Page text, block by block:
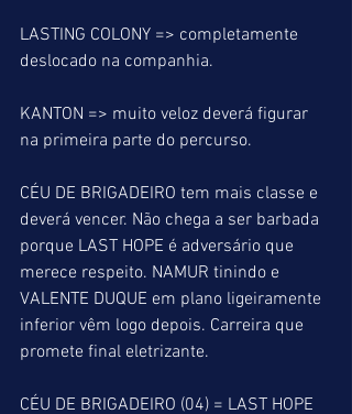
LASTING COLONY => completamente
deslocado na companhia.
KANTON => muito veloz deverá figurar
na primeira parte do percurso.
CÉU DE BRIGADEIRO tem mais classe e
deverá vencer. Não chega a ser barbada
porque LAST HOPE é adversário que
merece respeito. NAMUR tinindo e
VALENTE DUQUE em plano ligeiramente
inferior vêm logo depois. Carreira que
promete final eletrizante.
CÉU DE BRIGADEIRO (04) = LAST HOPE